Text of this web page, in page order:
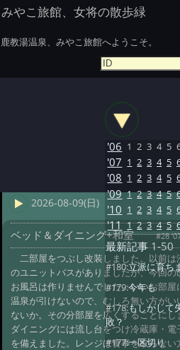
みやこ旅館、女将の散歩緑
鹿教湯温泉、みやこ旅館へようこそ。
2026-08-09(日)
ベッド＆ダイニング+和室 #28
二部屋をつぶし改装しました。以前は
のユニットバスがありましたが、今回の
お風呂は作りませんでした。いいお部屋
温泉が引けないので、むしろ無い方がい
ないか。その分部屋を広くすることにし
ダイニングには流し台をつけ冷蔵庫・電
を備えました。レンジは食事を取らない
'06 1 2 3 4 5
'07 1 2 3 4 5
'08 1 2 3 4 5
'09 1 2 3 4 5
'10 1 2 3 4 5
'11 1 2 3 4 5
最新記事1-50
#180:立派に育ち
#179:今年も
#178:もしかして
敗？
#177:一区切り